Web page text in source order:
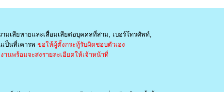
เสียหายและเสื่อมเสียต่อบุคคลที่สาม, เบอร์โทรศัพท์,
ป็นที่เคารพ ขอให้ผู้ตั้งกระทู้รับผิดชอบตัวเอง
นพร้อมจะส่งรายละเอียดให้เจ้าหน้าที่